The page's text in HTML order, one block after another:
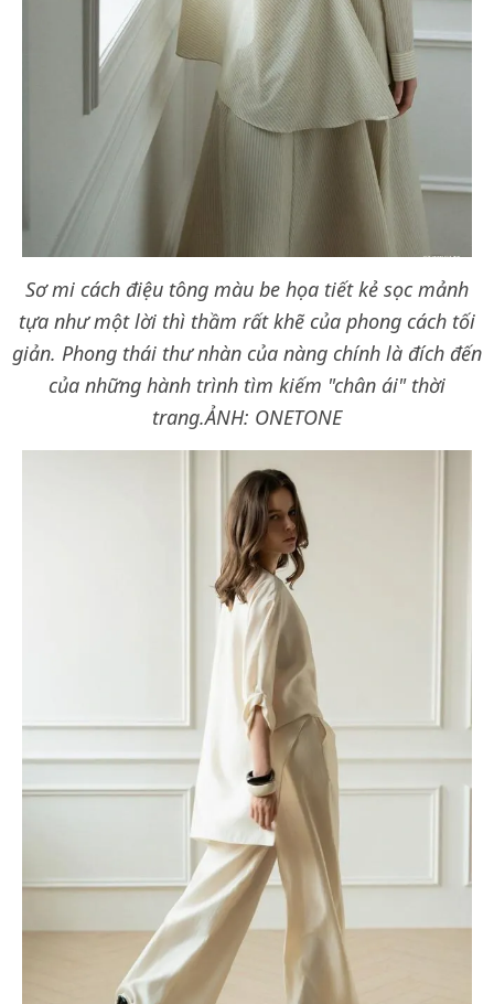
Sơ mi cách điệu tông màu be họa tiết kẻ sọc mảnh
tựa như một lời thì thầm rất khẽ của phong cách tối
giản. Phong thái thư nhàn của nàng chính là đích đến
của những hành trình tìm kiếm "chân ái" thời
trang.ẢNH: ONETONE